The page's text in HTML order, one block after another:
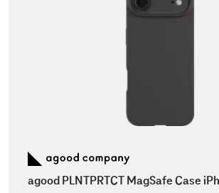
agood PLNTPRTCT MagSafe Case